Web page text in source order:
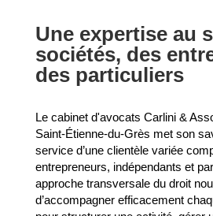
Une expertise au
sociétés, des
des particuliers
Le cabinet d'avocats Carlini &
Saint-Étienne-du-Grès met son
service d’une clientèle variée
entrepreneurs, indépendants et
approche transversale du droit
d’accompagner efficacement